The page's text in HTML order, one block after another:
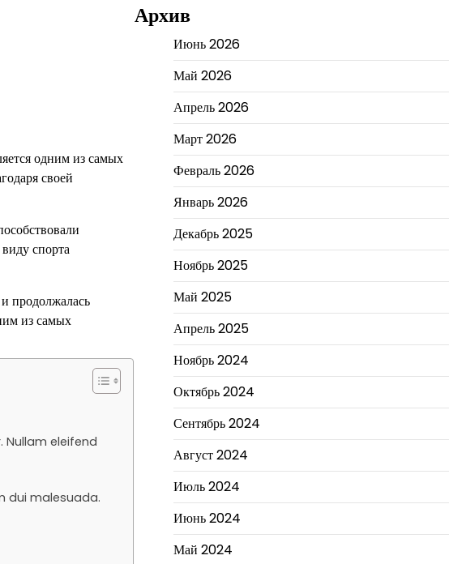
одним из самых
своей
спорта
продолжалась
из самых
Nullam eleifend
dui malesuada.
Архив
Июнь 2026
Май 2026
Апрель 2026
Март 2026
Февраль 2026
Январь 2026
Декабрь 2025
Ноябрь 2025
Май 2025
Апрель 2025
Ноябрь 2024
Октябрь 2024
Сентябрь 2024
Август 2024
Июль 2024
Июнь 2024
Май 2024